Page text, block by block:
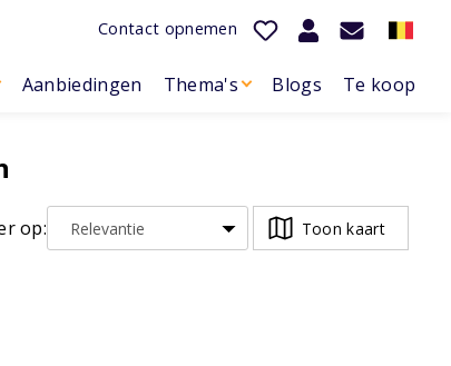
Contact opnemen
Aanbiedingen Thema's Blogs Te koop
op: Toon kaart